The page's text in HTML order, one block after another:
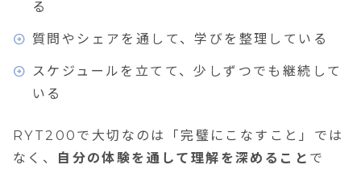
る
質問やシェアを通して、学びを整理している
スケジュールを立てて、少しずつでも継続して
いる
RYT200で大切なのは「完璧にこなすこと」では
なく、 自分の体験を通して理解を深めること で